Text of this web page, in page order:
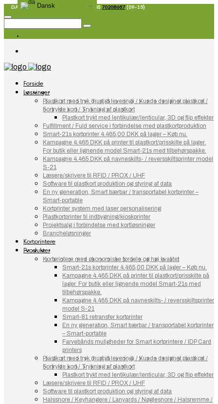
DANSK FIRMA SIDEN 1967 - T: +45 70208687 (09-15)
Forside
Løsninger
Plastkort med tryk (hurtigt levering) / Kunde designet plastkort /
Fortrykte kort / Trykning af plastkort
Plastkort trykt med lentikulær/lenticular, 3D og flip effekter
Fulfillment / Fuld service i forbindelse med plastkortproduktion
Smart-21s kortprinter 4.465,00 DKK på lager – Køb nu.
Kampagne 4.465 DKK på printer til plastkort/prisskilte på lager.
For butik eller lignende model Smart-21s med tilbehørspakke.
Kampagne 4.465 DKK på navneskilts- / reversskiltsprinter model
S-21
Læsere/skrivere til RFID / PROX / UHF
Software til plastkort produktion og styring af data
En ny generation, Smart bærbar / transportabel kortprinter –
Smart-portable
Kortprinter system med laser personalisering
Plastkortprinter til indbygning/kioskprinter
Projektsalg i forbindelse med kortløsninger
Brancheløsninger
Kortprintere
Produkter
Kortprintere med økonomiske fordele og høj kvalitet
Smart-21s kortprinter 4.465,00 DKK på lager – Køb nu.
Kampagne 4.465 DKK på printer til plastkort/prisskilte på
lager. For butik eller lignende model Smart-21s med
tilbehørspakke.
Kampagne 4.465 DKK på navneskilts- / reversskiltsprinter
model S-21
Smart-81 retransfer kortprinter
En ny generation, Smart bærbar / transportabel kortprinter
– Smart-portable
Farvebånds muligheder for Smart kortprintere / IDP Card
printers
Plastkort med tryk (hurtigt levering) / Kunde designet plastkort /
Fortrykte kort / Trykning af plastkort
Plastkort trykt med lentikulær/lenticular, 3D og flip effekter
Læsere/skrivere til RFID / PROX / UHF
Software til plastkort produktion og styring af data
Halssnore / Keyhangere / Lanyards / Nøglesnore / Halsremme /
Dansk